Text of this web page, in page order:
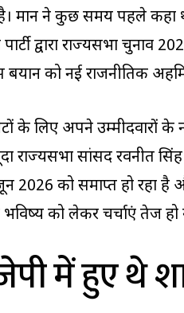
मान ने कुछ समय पहले कहा
द्वारा राज्यसभा चुनाव
को नई राजनीतिक
के लिए अपने उम्मीदवारों के
राज्यसभा सांसद रवनीत
को समाप्त हो रहा है और
को लेकर चर्चाएं तेज हो
में हुए थे